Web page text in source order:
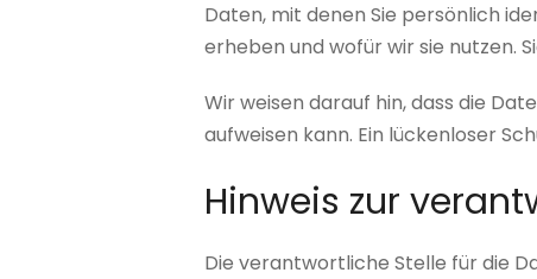
Daten, mit denen Sie persönlich
erheben und wofür wir sie nutzen.
Wir weisen darauf hin, dass die
aufweisen kann. Ein lückenloser
Hinweis zur
Die verantwortliche Stelle für die